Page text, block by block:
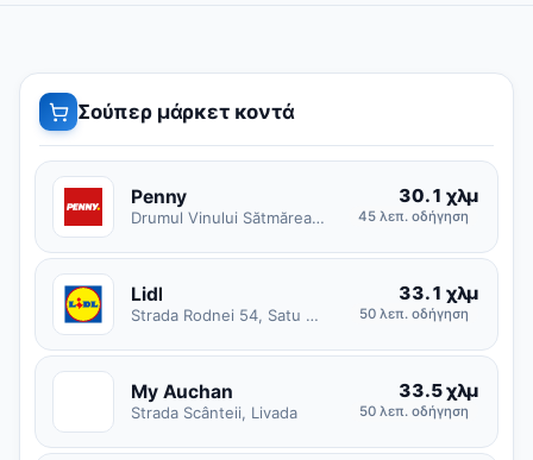
Σούπερ μάρκετ κοντά
Penny
Drumul Vinului Sătmărean Halmeu Vii-Orașu Nou, Turț
30.1 χλμ
45 λεπ. οδήγηση
Lidl
Strada Rodnei 54, Satu Mare
33.1 χλμ
50 λεπ. οδήγηση
My Auchan
Strada Scânteii, Livada
33.5 χλμ
50 λεπ. οδήγηση